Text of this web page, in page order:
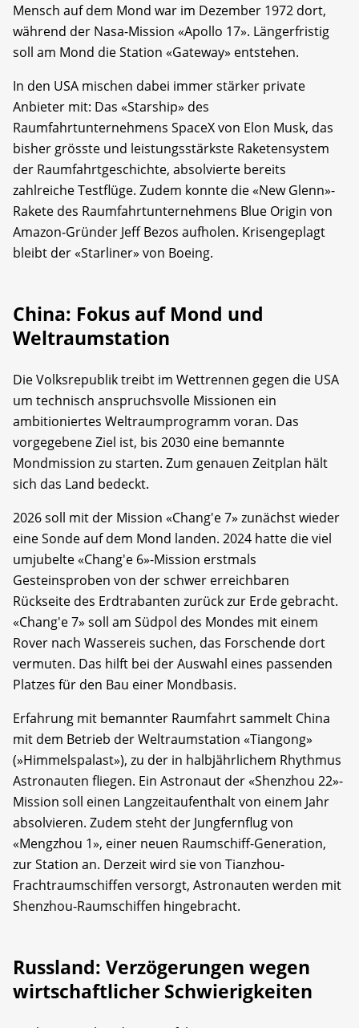
Mensch auf dem Mond war im Dezember 1972 dort,
während der Nasa-Mission «Apollo 17». Längerfristig
soll am Mond die Station «Gateway» entstehen.
In den USA mischen dabei immer stärker private
Anbieter mit: Das «Starship» des
Raumfahrtunternehmens SpaceX von Elon Musk, das
bisher grösste und leistungsstärkste Raketensystem
der Raumfahrtgeschichte, absolvierte bereits
zahlreiche Testflüge. Zudem konnte die «New Glenn»-
Rakete des Raumfahrtunternehmens Blue Origin von
Amazon-Gründer Jeff Bezos aufholen. Krisengeplagt
bleibt der «Starliner» von Boeing.
China: Fokus auf Mond und
Weltraumstation
Die Volksrepublik treibt im Wettrennen gegen die USA
um technisch anspruchsvolle Missionen ein
ambitioniertes Weltraumprogramm voran. Das
vorgegebene Ziel ist, bis 2030 eine bemannte
Mondmission zu starten. Zum genauen Zeitplan hält
sich das Land bedeckt.
2026 soll mit der Mission «Chang'e 7» zunächst wieder
eine Sonde auf dem Mond landen. 2024 hatte die viel
umjubelte «Chang'e 6»-Mission erstmals
Gesteinsproben von der schwer erreichbaren
Rückseite des Erdtrabanten zurück zur Erde gebracht.
«Chang'e 7» soll am Südpol des Mondes mit einem
Rover nach Wassereis suchen, das Forschende dort
vermuten. Das hilft bei der Auswahl eines passenden
Platzes für den Bau einer Mondbasis.
Erfahrung mit bemannter Raumfahrt sammelt China
mit dem Betrieb der Weltraumstation «Tiangong»
(»Himmelspalast»), zu der in halbjährlichem Rhythmus
Astronauten fliegen. Ein Astronaut der «Shenzhou 22»-
Mission soll einen Langzeitaufenthalt von einem Jahr
absolvieren. Zudem steht der Jungfernflug von
«Mengzhou 1», einer neuen Raumschiff-Generation,
zur Station an. Derzeit wird sie von Tianzhou-
Frachtraumschiffen versorgt, Astronauten werden mit
Shenzhou-Raumschiffen hingebracht.
Russland: Verzögerungen wegen
wirtschaftlicher Schwierigkeiten